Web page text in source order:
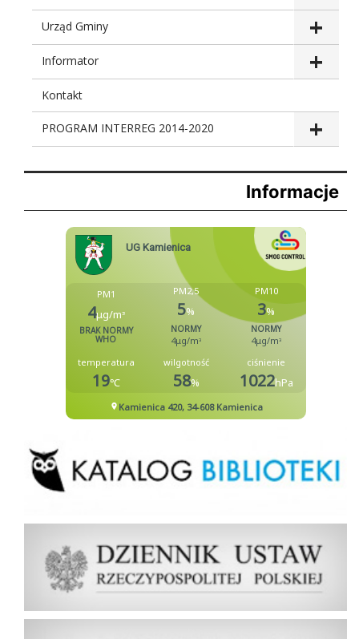
Urząd Gminy
Informator
Kontakt
PROGRAM INTERREG 2014-2020
Informacje